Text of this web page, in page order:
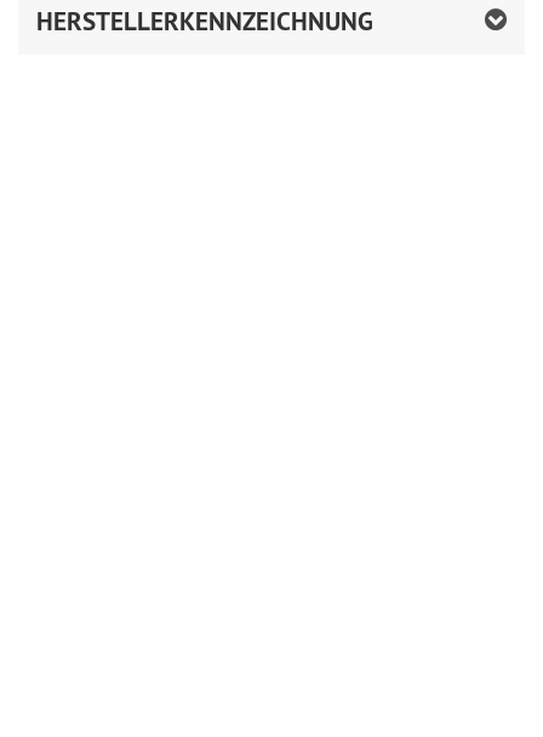
HERSTELLERKENNZEICHNUNG